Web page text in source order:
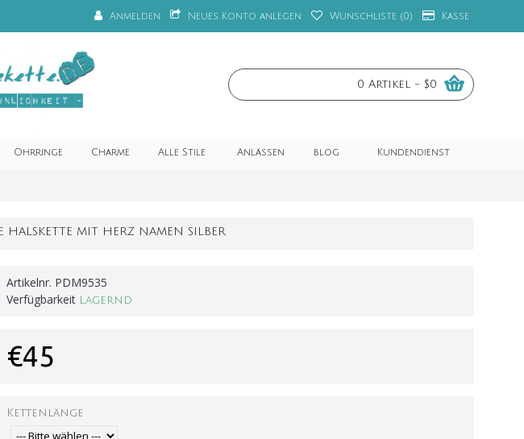
Anmelden Neues Konto anlegen Wunschliste (0) Kasse
0 Artikel - $0
Ohrringe Charme Alle Stile Anlässen blog Kundendienst
HALSKETTE MIT HERZ NAMEN SILBER
Artikelnr. PDM9535
Verfügbarkeit Lagernd
€45
Kettenlänge